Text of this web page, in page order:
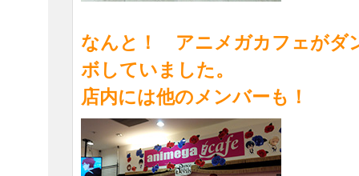
なんと！ アニメガカフェがダ
ボしていました。
店内には他のメンバーも！